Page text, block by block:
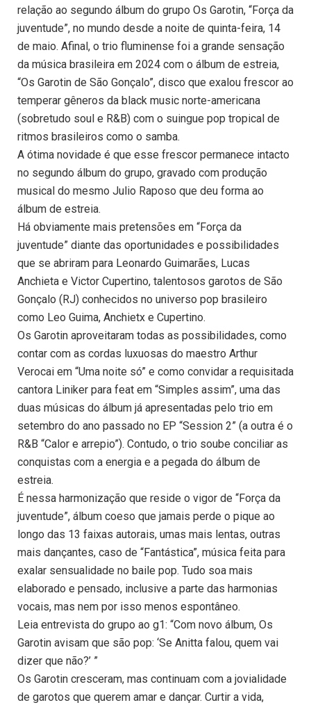
relação ao segundo álbum do grupo Os Garotin, “Força da
juventude”, no mundo desde a noite de quinta-feira, 14
de maio. Afinal, o trio fluminense foi a grande sensação
da música brasileira em 2024 com o álbum de estreia,
“Os Garotin de São Gonçalo”, disco que exalou frescor ao
temperar gêneros da black music norte-americana
(sobretudo soul e R&B) com o suingue pop tropical de
ritmos brasileiros como o samba.
A ótima novidade é que esse frescor permanece intacto
no segundo álbum do grupo, gravado com produção
musical do mesmo Julio Raposo que deu forma ao
álbum de estreia.
Há obviamente mais pretensões em “Força da
juventude” diante das oportunidades e possibilidades
que se abriram para Leonardo Guimarães, Lucas
Anchieta e Victor Cupertino, talentosos garotos de São
Gonçalo (RJ) conhecidos no universo pop brasileiro
como Leo Guima, Anchietx e Cupertino.
Os Garotin aproveitaram todas as possibilidades, como
contar com as cordas luxuosas do maestro Arthur
Verocai em “Uma noite só” e como convidar a requisitada
cantora Liniker para feat em “Simples assim”, uma das
duas músicas do álbum já apresentadas pelo trio em
setembro do ano passado no EP “Session 2” (a outra é o
R&B “Calor e arrepio”). Contudo, o trio soube conciliar as
conquistas com a energia e a pegada do álbum de
estreia.
É nessa harmonização que reside o vigor de “Força da
juventude”, álbum coeso que jamais perde o pique ao
longo das 13 faixas autorais, umas mais lentas, outras
mais dançantes, caso de “Fantástica”, música feita para
exalar sensualidade no baile pop. Tudo soa mais
elaborado e pensado, inclusive a parte das harmonias
vocais, mas nem por isso menos espontâneo.
Leia entrevista do grupo ao g1: “Com novo álbum, Os
Garotin avisam que são pop: ‘Se Anitta falou, quem vai
dizer que não?’ ”
Os Garotin cresceram, mas continuam com a jovialidade
de garotos que querem amar e dançar. Curtir a vida,